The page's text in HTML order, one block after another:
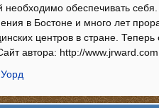
необходимо обеспечивать
в Бостоне и много лет
центров в стране.
автора: http://www.jrward.com